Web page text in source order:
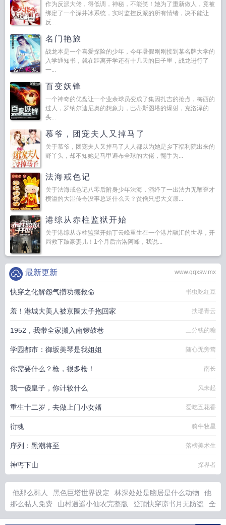
作为反派大佬，得低调，神秘，不能笑！她为了重新做人，竟被
绑定了一个深井冰系统，实时监控反派的所有情绪，决不能让
反...
名门艳旅
战龙本是一个喜爱探险的少年，今年暑假刚刚接到某名牌大学的
入学通知书，就在距离开学还有十几天的日子里，战龙进行了
一...
百变妖锋
一个神奇的优盘让一个业余球员变成了集因扎吉的抢点，梅西的
过人，罗纳尔迪尼奥的想象力，巴蒂斯图塔的爆射，克洛泽的
头...
慕爷，团宠夫人又掉马了
关于慕爷，团宠夫人又掉马了人人都以为她是乡下福利院出来的
野丫头，却不知她是马甲遍布全球的大佬，翻手为...
法海戒色记
关于法海戒色记八零后附身少年法海，演绎了一出法力无鞭歪才
横溢的大湿传奇没事总逆什么天？贫僧只想大义凛...
港综从赤柱监狱开始
关于港综从赤柱监狱开始丁云峰重生在一个港片融汇的世界，开
局救下跛豪妻儿！1个月后雷洛阿峰，我说...
www.qqxsw.mx
最新更新
快穿之化解怨气攒功德救命 书虫吃红豆
羞！港城大美人被京圈太子抱回家 扶瑶青云
1952，我带全家搬入南锣鼓巷 三分钱的糖
学园都市：御坂美琴是我姐姐 随心无旁骛
你需要什么？枪，很多枪！ 南长
我一傻皇子，你计较什么 风未起
重生十二岁，去做上门小女婿 爱吃五花香
衍魂 骑牛牧星
序列：黑潮将至 落榜美术生
神丐下山 探界者
他那么黏人 黑色巨塔世界设定 林深处处是幽居是什么动物
他
那么黏人免费
山村逍遥小仙农完整版 登顶快穿凉书月无防盗
全